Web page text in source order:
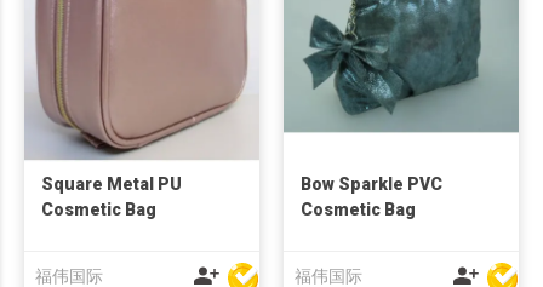
Square Metal PU
Cosmetic Bag
福伟国际
Bow Sparkle PVC
Cosmetic Bag
福伟国际